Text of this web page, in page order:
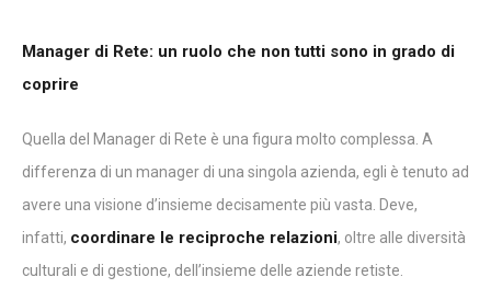
Manager di Rete: un ruolo che non tutti sono in grado di
coprire
Quella del Manager di Rete è una figura molto complessa. A
differenza di un manager di una singola azienda, egli è tenuto ad
avere una visione d’insieme decisamente più vasta. Deve,
infatti, coordinare le reciproche relazioni, oltre alle diversità
culturali e di gestione, dell’insieme delle aziende retiste.